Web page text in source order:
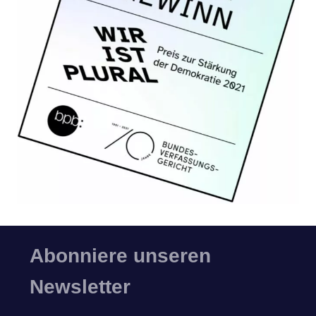
Abonniere unseren
Newsletter